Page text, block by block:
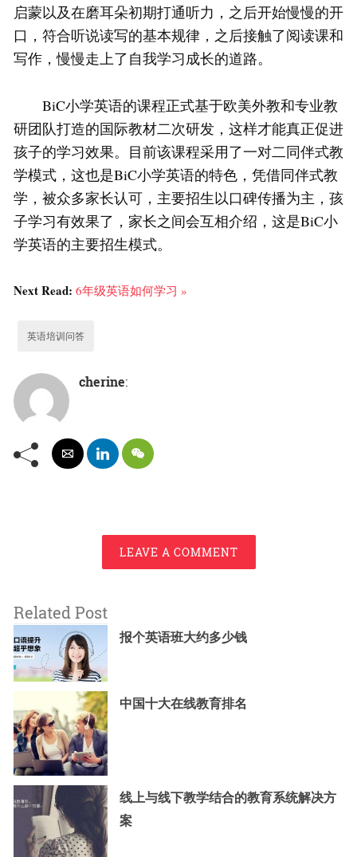
启蒙以及在磨耳朵初期打通听力，之后开始慢慢的开
口，符合听说读写的基本规律，之后接触了阅读课和
写作，慢慢走上了自我学习成长的道路。
BiC小学英语的课程正式基于欧美外教和专业教
研团队打造的国际教材二次研发，这样才能真正促进
孩子的学习效果。目前该课程采用了一对二同伴式教
学模式，这也是BiC小学英语的特色，凭借同伴式教
学，被众多家长认可，主要招生以口碑传播为主，孩
子学习有效果了，家长之间会互相介绍，这是BiC小
学英语的主要招生模式。
Next Read: 6年级英语如何学习 »
英语培训问答
cherine:
LEAVE A COMMENT
Related Post
报个英语班大约多少钱
中国十大在线教育排名
线上与线下教学结合的教育系统解决方
案